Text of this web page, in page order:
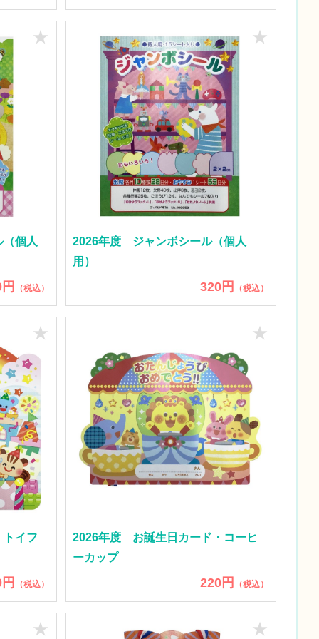
個人
（税込）
★
2026年度 ジャンボシール（個人
用）
320円 （税込）
★
イフ
（税込）
★
2026年度 お誕生日カード・コーヒ
ーカップ
220円 （税込）
★
★ ★